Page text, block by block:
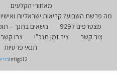
מאחורי הקלעים
מה פרשת השבוע? קריאות ישראליות
מצטרפים ל929
נושאים בתנך –
צור קשר
ציר זמן תנכ"י צרו קשר
תנאי פרטיות
Intigo12